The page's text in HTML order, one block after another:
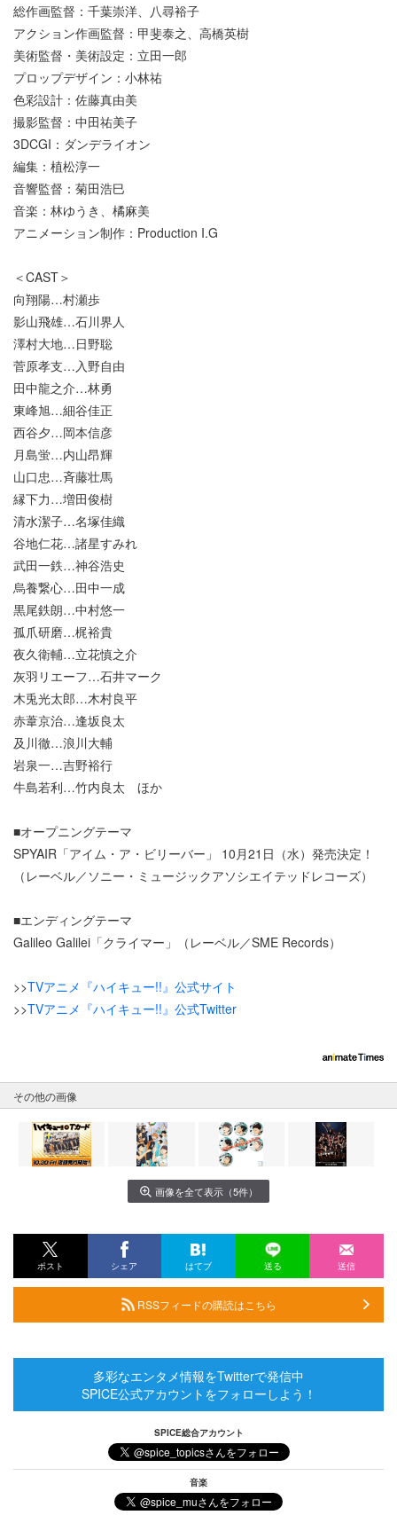
総作画監督：千葉崇洋、八尋裕子
アクション作画監督：甲斐泰之、高橋英樹
美術監督・美術設定：立田一郎
プロップデザイン：小林祐
色彩設計：佐藤真由美
撮影監督：中田祐美子
3DCGI：ダンデライオン
編集：植松淳一
音響監督：菊田浩巳
音楽：林ゆうき、橘麻美
アニメーション制作：Production I.G
＜CAST＞
向翔陽…村瀬歩
影山飛雄…石川界人
澤村大地…日野聡
菅原孝支…入野自由
田中龍之介…林勇
東峰旭…細谷佳正
西谷夕…岡本信彦
月島蛍…内山昂輝
山口忠…斉藤壮馬
縁下力…増田俊樹
清水潔子…名塚佳織
谷地仁花…諸星すみれ
武田一鉄…神谷浩史
烏養繋心…田中一成
黒尾鉄朗…中村悠一
孤爪研磨…梶裕貴
夜久衛輔…立花慎之介
灰羽リエーフ…石井マーク
木兎光太郎…木村良平
赤葦京治…逢坂良太
及川徹…浪川大輔
岩泉一…吉野裕行
牛島若利…竹内良太 ほか
■オープニングテーマ
SPYAIR「アイム・ア・ビリーバー」 10月21日（水）発売決定！
（レーベル／ソニー・ミュージックアソシエイテッドレコーズ）
■エンディングテーマ
Galileo Galilei「クライマー」（レーベル／SME Records）
>>TVアニメ『ハイキュー!!』公式サイト
>>TVアニメ『ハイキュー!!』公式Twitter
その他の画像
画像を全て表示（5件）
ポスト シェア はてブ 送る 送信
RSSフィードの購読はこちら
多彩なエンタメ情報をTwitterで発信中
SPICE公式アカウントをフォローしよう！
SPICE総合アカウント
音楽